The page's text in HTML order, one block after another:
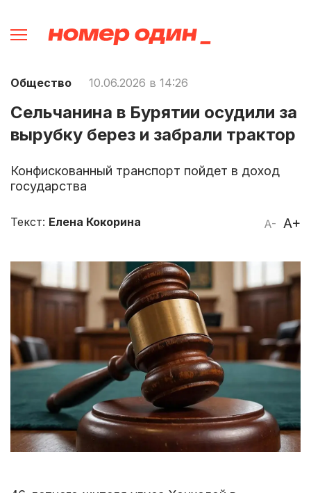
Общество 10.06.2026 в 14:26
Сельчанина в Бурятии осудили за
вырубку берез и забрали трактор
Конфискованный транспорт пойдет в доход
государства
A- A+
Текст: Елена Кокорина